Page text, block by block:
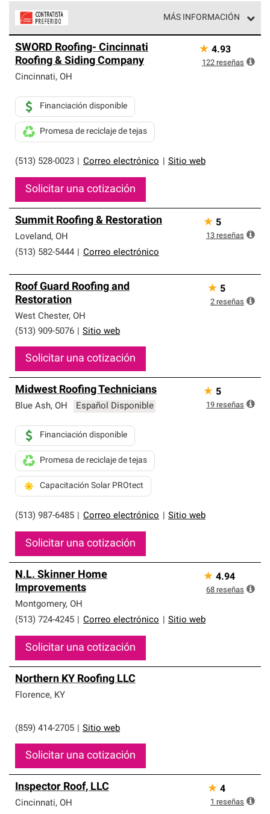
MÁS INFORMACIÓN
parte de una red exclusiva de profesionales de techos
que cumplen con altos estándares y requisitos estrictos
de profesionalismo y confiabilidad.
SWORD Roofing- Cincinnati
Roofing & Siding Company
Cincinnati, OH
(513) 528-0023 Correo electrónico Sitio web
Financiación disponible
Promesa de reciclaje de tejas
Solicitar una cotización
★ 4.93
122 reseñas
Summit Roofing & Restoration
Loveland, OH
(513) 582-5444
Correo electrónico
★ 5
13 reseñas
Roof Guard Roofing and
Restoration
West Chester, OH
(513) 909-5076
Sitio web
Solicitar una cotización
★ 5
2 reseñas
Midwest Roofing Technicians
Blue Ash, OH Español Disponible
(513) 987-6485 Correo electrónico Sitio web
Financiación disponible
Promesa de reciclaje de tejas
Capacitación Solar PROtect
Solicitar una cotización
★ 5
19 reseñas
N.L. Skinner Home
Improvements
Montgomery, OH
(513) 724-4245
Correo electrónico Sitio web
Solicitar una cotización
★ 4.94
68 reseñas
Northern KY Roofing LLC
Florence, KY
(859) 414-2705 Sitio web
Solicitar una cotización
Inspector Roof, LLC
Cincinnati, OH
★ 4
1 reseñas